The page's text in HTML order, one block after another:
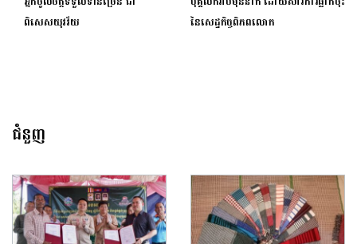
ពិសេសយុវវ័យ
នៃសេដ្ធកិច្ចពិភពលោក
ជំនួញ